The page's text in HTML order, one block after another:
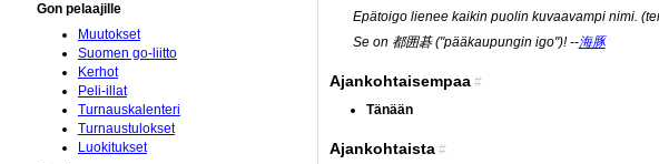
Epätoigo lienee kaikin puolin kuvaavampi nimi.
Se on 都囲碁 ("pääkaupungin igo")! --海豚
Ajankohtaisempaa #
Tänään
Ajankohtaista #
Gon pelaajille
Muutokset
Suomen go-liitto
Kerhot
Peli-illat
Turnauskalenteri
Turnaustulokset
Luokitukset